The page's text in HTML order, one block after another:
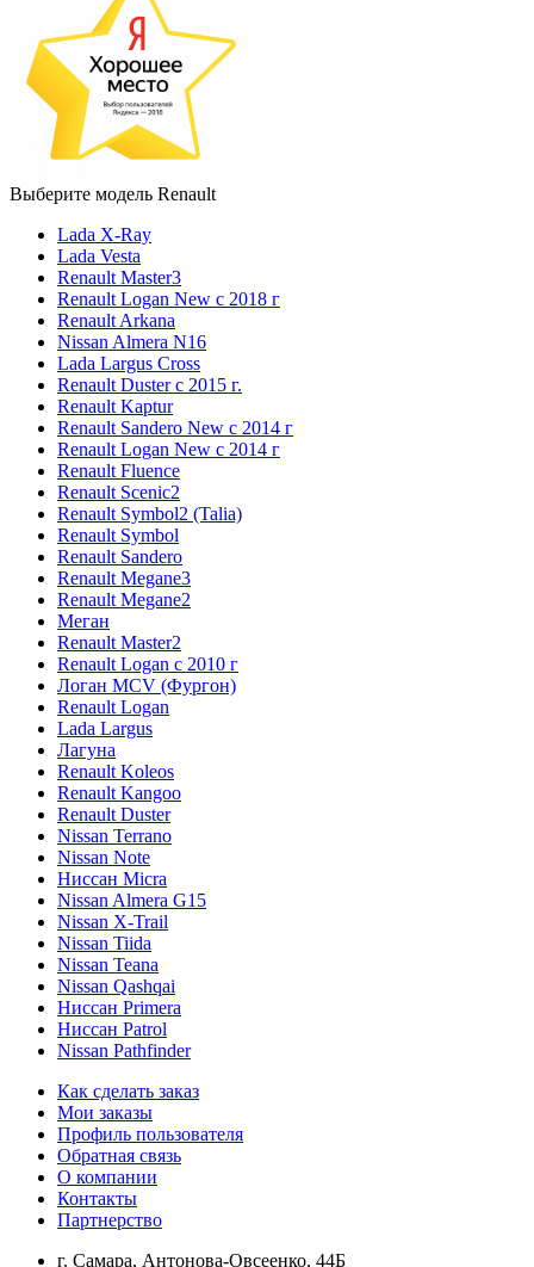
Выберите модель Renault
Lada X-Ray
Lada Vesta
Renault Master3
Renault Logan New с 2018 г
Renault Arkana
Nissan Almera N16
Lada Largus Cross
Renault Duster с 2015 г.
Renault Kaptur
Renault Sandero New с 2014 г
Renault Logan New с 2014 г
Renault Fluence
Renault Scenic2
Renault Symbol2 (Talia)
Renault Symbol
Renault Sandero
Renault Megane3
Renault Megane2
Меган
Renault Master2
Renault Logan c 2010 г
Логан МСV (Фургон)
Renault Logan
Lada Largus
Лагуна
Renault Koleos
Renault Kangoo
Renault Duster
Nissan Terrano
Nissan Note
Ниссан Micra
Nissan Almera G15
Nissan X-Trail
Nissan Tiida
Nissan Teana
Nissan Qashqai
Ниссан Primera
Ниссан Patrol
Nissan Pathfinder
Как сделать заказ
Мои заказы
Профиль пользователя
Обратная связь
О компании
Контакты
Партнерство
г. Самара, Антонова-Овсеенко, 44Б